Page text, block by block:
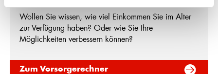
Wollen Sie wissen, wie viel Einkommen Sie im Alter
zur Verfügung haben? Oder wie Sie Ihre
Möglichkeiten verbessern können?
Zum Vorsorgerechner